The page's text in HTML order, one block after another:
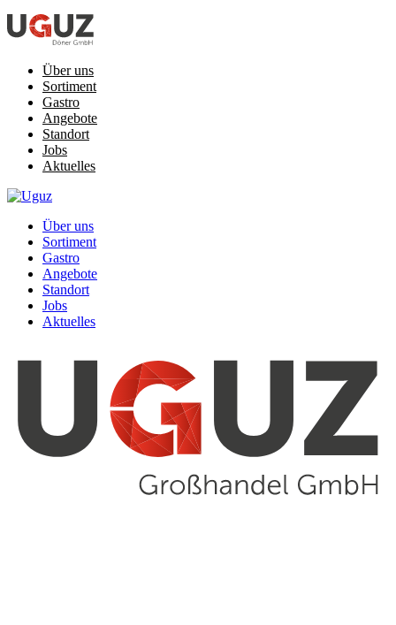
Über uns
Sortiment
Gastro
Angebote
Standort
Jobs
Aktuelles
Über uns
Sortiment
Gastro
Angebote
Standort
Jobs
Aktuelles